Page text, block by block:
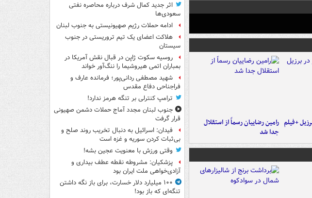
+فیلم رامین رضاییان رسماً از استقلال
جدا شد
اثر جدید کمال شرف درباره محاصره نفتی
سعودی‌ها
ادامه حملات رژیم صهیونیستی به جنوب لبنان
هلاکت اعضای یک تیم تروریستی در جنوب
سیستان
روسیه سکوت ژاپن در قبال نقش آمریکا در
بمباران اتمی هیروشیما را ننگ‌آور خواند
شهید مصطفی ردانی‌پور؛ فرمانده عارف و
فراجناحی دفاع مقدس
ترامپ کنترلی بر تنگه هرمز ندارد!
جنوب لبنان مجدد آماج حملات دشمن صهیونی
قرار گرفت
فیدان: اسرائیل به دنبال تخریب روند صلح و
بی‌ثبات کردن سوریه و غزه است
وقتی ورزش با معنویت عجین بشه!
پزشکیان: مشروطه نقطه عطف بیداری و
آزادی‌خواهی ملت ایران بود
۱۰۰ میلیارد دلار خسارت، برای باز نگه داشتن
تنگه‌ای که باز بود!